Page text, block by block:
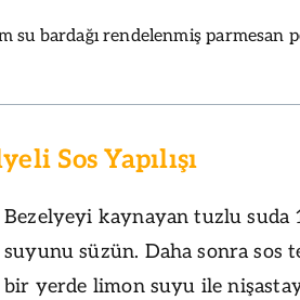
su bardağı rendelenmiş parmesan
Sos Yapılışı
Bezelyeyi kaynayan tuzlu suda
suyunu süzün. Daha sonra sos
bir yerde limon suyu ile